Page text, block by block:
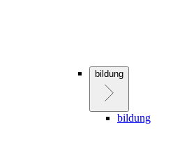
bildung
bildung